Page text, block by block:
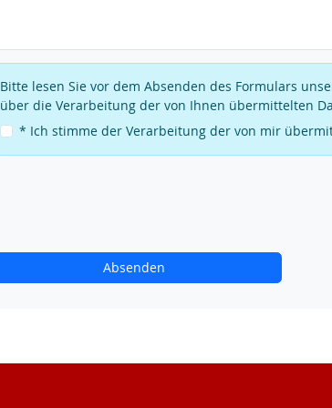
Bitte lesen Sie vor dem Absenden des Formulars
über die Verarbeitung der von Ihnen übermittelten
* Ich stimme der Verarbeitung der von mir
Absenden